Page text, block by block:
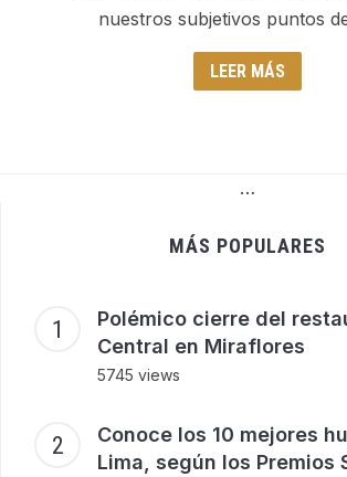
nuestros subjetivos puntos
LEER MÁS
…
MÁS POPULARES
Polémico cierre del
Central en Miraflores
5745 views
Conoce los 10 mejores
Lima, según los Premios